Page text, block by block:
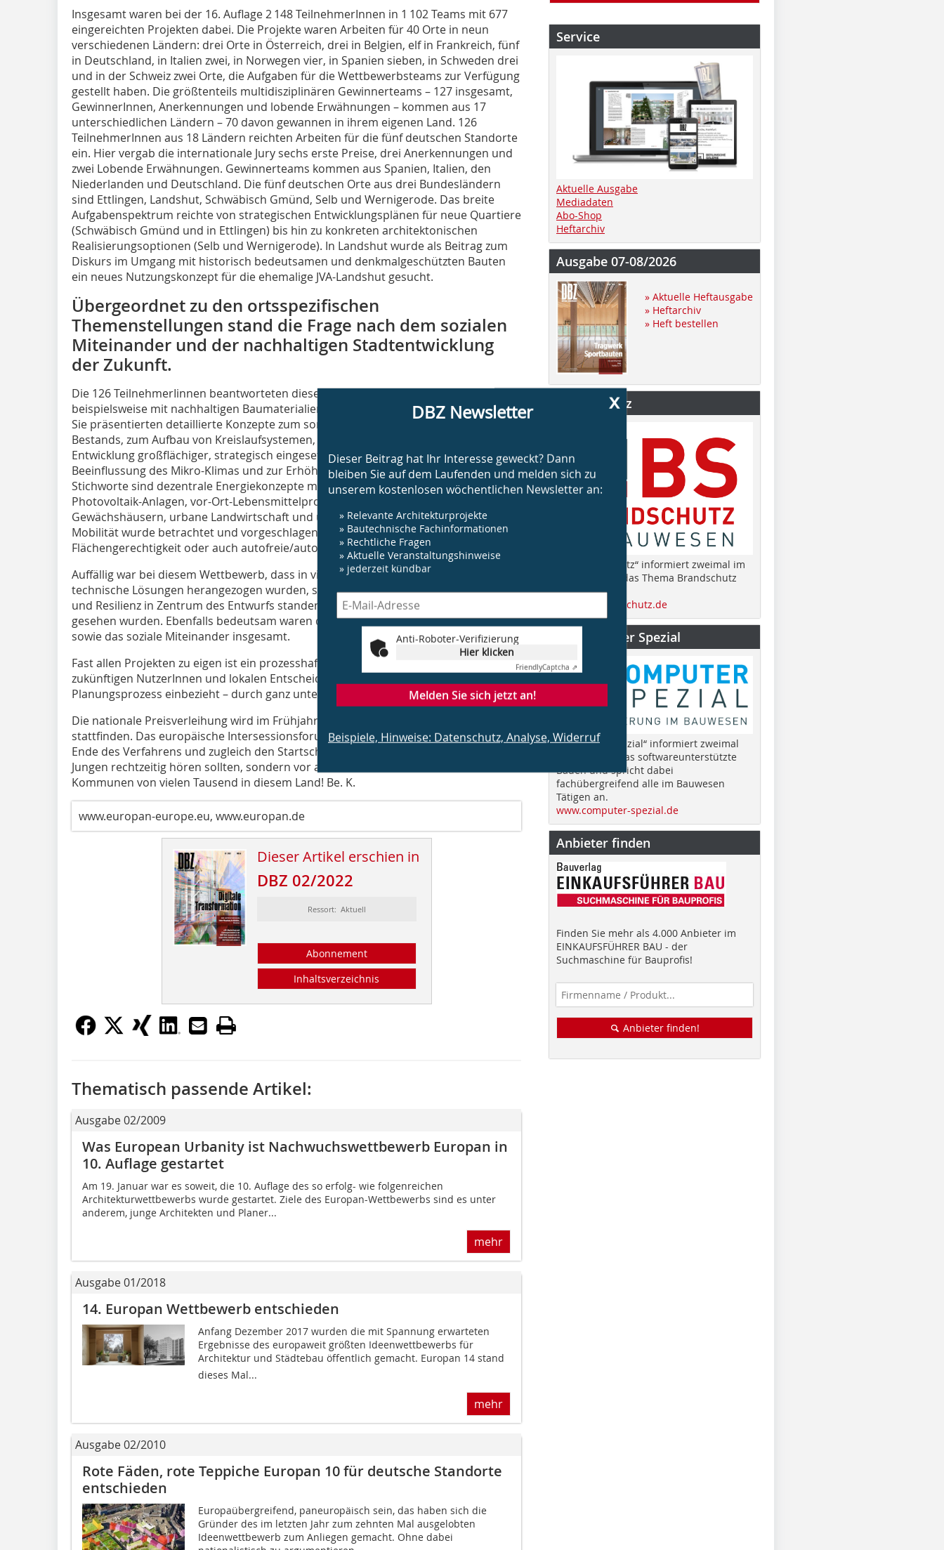
Insgesamt waren bei der 16. Auflage 2 148 TeilnehmerInnen in 1 102 Teams mit 677
eingereichten Projekten dabei. Die Projekte waren Arbeiten für 40 Orte in neun
verschiedenen Ländern: drei Orte in Österreich, drei in Belgien, elf in Frankreich, fünf
in Deutschland, in Italien zwei, in Norwegen vier, in Spanien sieben, in Schweden drei
und in der Schweiz zwei Orte, die Aufgaben für die Wettbewerbsteams zur Verfügung
gestellt haben. Die größtenteils multidisziplinären Gewinnerteams – 127 insgesamt,
GewinnerInnen, Anerkennungen und lobende Erwähnungen – kommen aus 17
unterschiedlichen Ländern – 70 davon gewannen in ihrem eigenen Land. 126
TeilnehmerInnen aus 18 Ländern reichten Arbeiten für die fünf deutschen Standorte
ein. Hier vergab die internationale Jury sechs erste Preise, drei Anerkennungen und
zwei Lobende Erwähnungen. Gewinnerteams kommen aus Spanien, Italien, den
Niederlanden und Deutschland. Die fünf deutschen Orte aus drei Bundesländern
sind Ettlingen, Landshut, Schwäbisch Gmünd, Selb und Wernigerode. Das breite
Aufgabenspektrum reichte von strategischen Entwicklungsplänen für neue Quartiere
(Schwäbisch Gmünd und in Ettlingen) bis hin zu konkreten architektonischen
Realisierungsoptionen (Selb und Wernigerode). In Landshut wurde als Beitrag zum
Diskurs im Umgang mit historisch bedeutsamen und denkmalgeschützten Bauten
ein neues Nutzungskonzept für die ehemalige JVA-Landshut gesucht.
Übergeordnet zu den ortsspezifischen
Themenstellungen stand die Frage nach dem sozialen
Miteinander und der nachhaltigen Stadtentwicklung
der Zukunft.
Die 126 TeilnehmerIinnen beantworteten diese Fragen auf vielfältige Art und Weise –
beispielsweise mit nachhaltigen Baumaterialien wie Holz oder Recycling-Werkstoffen.
Sie präsentierten detaillierte Konzepte zum sorgsamen Erhalt und Weiterbau des
Bestands, zum Aufbau von Kreislaufsystemen, insbesondere Wasserkreisläufen, zur
Entwicklung großflächiger, strategisch eingesetzter Grünraumstrukturen zur
Beeinflussung des Mikro-Klimas und zur Erhöhung der Biodiversität. Weitere
Stichworte sind dezentrale Energiekonzepte mit Geothermie bis zu integrierten
Photovoltaik-Anlagen, vor-Ort-Le­bensmittelproduktionen in Aquafarmen,
Gewächshäusern, urbane Landwirtschaft und urban Gardening. Auch nachhaltige
Mobilität wurde betrachtet und vorgeschlagen; hier wären zu nennen eine stärkere
Flächengerechtigkeit oder auch autofreie/autoarme Quartiere.
Auffällig war bei diesem Wettbewerb, dass in vielen Lösungsvorschlägen nicht allein
technische Lösungen herangezogen wurden, sondern die Themen Nachhaltigkeit
und Resilienz in Zentrum des Entwurfs standen und als genuine Gestaltungsaufgabe
gesehen wurden. Ebenfalls bedeutsam waren die Themen Inklusion und Integration
sowie das soziale Miteinander insgesamt.
Fast allen Projekten zu eigen ist ein prozesshafter Entwicklungsansatz, der die
zukünftigen Nutzer­Innen und lokalen EntscheiderInnen frühzeitig in den
Planungsprozess einbezieht – durch ganz unterschiedliche Partizipationsformate.
Die nationale Preisverleihung wird im Frühjahr, wie zuletzt schon im DAZ in Berlin,
stattfinden. Das europäische Intersessionsforum im November 2022 markiert das
Ende des Verfahrens und zugleich den Startschuss für Europan 17, den nicht nur die
Jungen rechtzeitig hören sollten, sondern vor allem deutlich mehr als die nur fünf
Kommunen von vielen Tausend in diesem Land! Be. K.
www.europan-europe.eu, www.europan.de
Dieser Artikel erschien in
DBZ 02/2022
Ressort: Aktuell
Abonnement
Inhaltsverzeichnis
x
DBZ Newsletter
Dieser Beitrag hat Ihr Interesse geweckt? Dann
bleiben Sie auf dem Laufenden und melden sich zu
unserem kostenlosen wöchentlichen Newsletter an:
» Relevante Architekturprojekte
» Bautechnische Fachinformationen
» Rechtliche Fragen
» Aktuelle Veranstaltungshinweise
» jederzeit kündbar
Anti-Roboter-Verifizierung
Hier klicken
FriendlyCaptcha ⇗
Melden Sie sich jetzt an!
Beispiele, Hinweise: Datenschutz, Analyse, Widerruf
Thematisch passende Artikel:
Ausgabe 02/2009
Was European Urbanity ist Nachwuchswettbewerb Europan in
10. Auflage gestartet
Am 19. Januar war es soweit, die 10. Auflage des so erfolg- wie folgenreichen
Architekturwettbewerbs wurde gestartet. Ziele des Europan-Wettbewerbs sind es unter
anderem, junge Architekten und Planer...
mehr
Ausgabe 01/2018
14. Europan Wettbewerb entschieden
Anfang Dezember 2017 wurden die mit Span­nung erwarteten
Ergebnisse des europaweit größten Ideenwettbewerbs für
Architektur und Städtebau öffentlich gemacht. Europan 14 stand
dieses Mal...
mehr
Ausgabe 02/2010
Rote Fäden, rote Teppiche Europan 10 für deutsche Standorte
entschieden
Europaübergreifend, paneuropäisch sein, das haben sich die
Gründer des im letzten Jahr zum zehnten Mal ausgelobten
Ideenwettbewerb zum Anliegen gemacht. Ohne dabei
Service
Aktuelle Ausgabe
Mediadaten
Abo-Shop
Heftarchiv
Ausgabe 07-08/2026
» Aktuelle Heftausgabe
» Heftarchiv
» Heft bestellen
Brandschutz
„BS Brandschutz“ informiert zweimal im
Jahr rund um das Thema Brandschutz
am Bau.
www.bsbrandschutz.de
CS Computer Spezial
„Computer Spezial“ informiert zweimal
im Jahr über das softwareunterstützte
Bauen und spricht dabei
fachübergreifend alle im Bauwesen
Tätigen an.
www.computer-spezial.de
Anbieter finden
Finden Sie mehr als 4.000 Anbieter im
EINKAUFSFÜHRER BAU - der
Suchmaschine für Bauprofis!
Anbieter finden!